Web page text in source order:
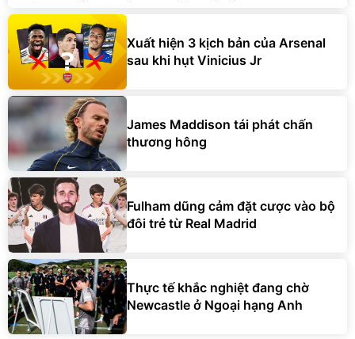
Xuất hiện 3 kịch bản của Arsenal
sau khi hụt Vinicius Jr
James Maddison tái phát chấn
thương hông
Fulham dũng cảm đặt cược vào bộ
đôi trẻ từ Real Madrid
Thực tế khắc nghiệt đang chờ
Newcastle ở Ngoại hạng Anh